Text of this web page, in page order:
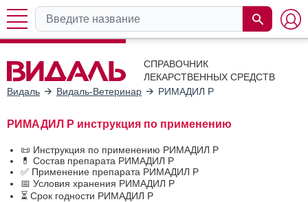
СПРАВОЧНИК
ЛЕКАРСТВЕННЫХ СРЕДСТВ
Видаль
Видаль-Ветеринар РИМАДИЛ Р
РИМАДИЛ Р инструкция по применению
📜 Инструкция по применению РИМАДИЛ Р
💊 Состав препарата РИМАДИЛ Р
✅ Применение препарата РИМАДИЛ Р
📅 Условия хранения РИМАДИЛ Р
⏳ Срок годности РИМАДИЛ Р